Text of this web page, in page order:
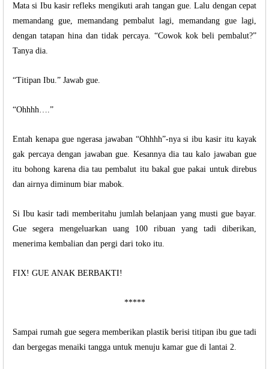
Mata si Ibu kasir refleks mengikuti arah tangan gue. Lalu dengan cepat
memandang gue, memandang pembalut lagi, memandang gue lagi,
dengan tatapan hina dan tidak percaya. “Cowok kok beli pembalut?”
Tanya dia.
“Titipan Ibu.” Jawab gue.
“Ohhhh….”
Entah kenapa gue ngerasa jawaban “Ohhhh”-nya si ibu kasir itu kayak
gak percaya dengan jawaban gue. Kesannya dia tau kalo jawaban gue
itu bohong karena dia tau pembalut itu bakal gue pakai untuk direbus
dan airnya diminum biar mabok.
Si Ibu kasir tadi memberitahu jumlah belanjaan yang musti gue bayar.
Gue segera mengeluarkan uang 100 ribuan yang tadi diberikan,
menerima kembalian dan pergi dari toko itu.
FIX! GUE ANAK BERBAKTI!
*****
Sampai rumah gue segera memberikan plastik berisi titipan ibu gue tadi
dan bergegas menaiki tangga untuk menuju kamar gue di lantai 2.